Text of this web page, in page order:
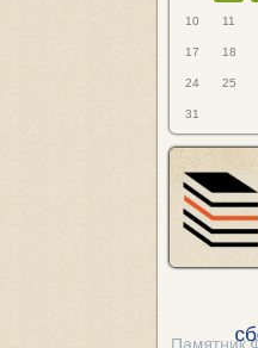
10 11
17 18
24 25
31